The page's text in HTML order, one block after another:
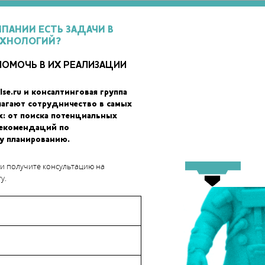
ЕСТЬ ЗАДАЧИ В
В ИХ РЕАЛИЗАЦИИ
и консалтинговая группа
сотрудничество в самых
от поиска потенциальных
по
планированию.
получите консультацию на
в узком поле зрения, тогда как линзы с меньшим
с низким разрешением. Именно в результате наложения
эффект, максимально близкий к человеческому зрению.
возможно было бы изготовить без 3D-печати.